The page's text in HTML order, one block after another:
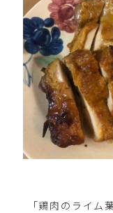
「鶏肉のライム